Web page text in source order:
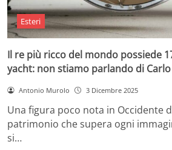
Esteri
Il re più ricco del mondo possiede
yacht: non stiamo parlando di Carlo
Antonio Murolo 3 Dicembre 2025
Una figura poco nota in Occidente
patrimonio che supera ogni
si…